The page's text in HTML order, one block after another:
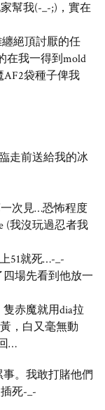
幫我(-_-;)，實在
絕頂討厭的任
在我一得到mold
AF2袋種子俾我
走前送給我的冰
次見…恐怖程度
(我沒玩過忍者我
51就死…-_-
四場先看到他放一
赤魔就用dia拉
，白又毫無動
…
。我敢打賭他們
死-_-